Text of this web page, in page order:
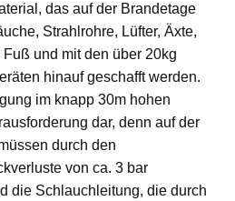
das auf der Brandetage
Strahlrohre, Lüfter, Äxte,
und mit den über 20kg
hinauf geschafft werden.
im knapp 30m hohen
dar, denn auf der
durch den
von ca. 3 bar
die Schlauchleitung, die durch